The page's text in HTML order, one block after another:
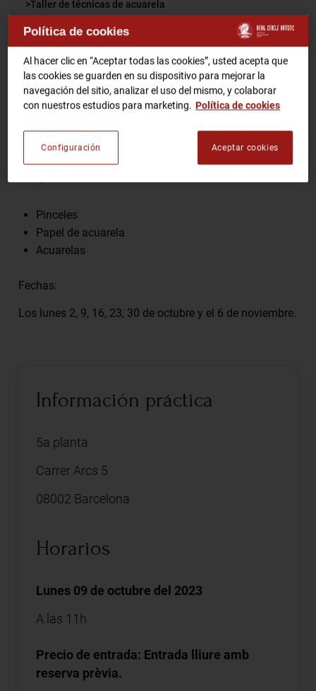
RCA TV
Gastronomic Experience 360º
Entradas Eventos
Taller de técnicas de acuarela
Inscripciones en info@reialcercleartistic.cat
Pinceles
Papel de acuarela
Acuarelas
Fechas:
Los lunes 2, 9, 16, 23, 30 de octubre y el 6 de noviembre.
Información práctica
5a planta
Carrer Arcs 5
08002 Barcelona
Horarios
Lunes 09 de octubre del 2023
A las 11h
Precio de entrada: Entrada lliure amb
reserva prèvia.
Política de cookies
Al hacer clic en “Aceptar todas las cookies”, usted acepta que
las cookies se guarden en su dispositivo para mejorar la
navegación del sitio, analizar el uso del mismo, y colaborar
con nuestros estudios para marketing. Política de cookies
Aceptar cookies
Configuración